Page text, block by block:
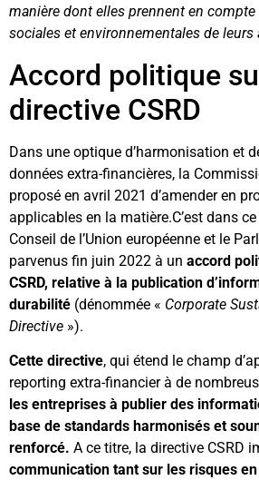
manière dont elles prennent en
sociales et environnementales de leurs
Accord politique
directive CSRD
Dans une optique d’harmonisation et
données extra-financières, la
proposé en avril 2021 d’amender en
applicables en la matière.C’est dans
Conseil de l’Union européenne et le
parvenus fin juin 2022 à un accord
CSRD, relative à la publication
durabilité (dénommée « Corporate
Directive »).
Cette directive, qui étend le champ
reporting extra-financier à de
les entreprises à publier des
base de standards harmonisés et
renforcé. A ce titre, la directive CSRD
communication tant sur les risques